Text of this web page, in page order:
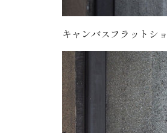
キャンバスフラットシ